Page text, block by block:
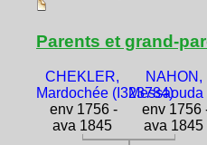
Parents et grand-
CHEKLER,
Mardochée (I323784)
env 1756 -
ava 1845
NAHON,
Messaouda
env 1756
ava 1845